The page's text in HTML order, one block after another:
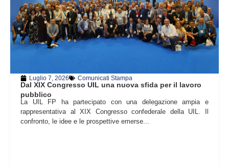
Luglio 7, 2026 Comunicati Stampa
Dal XIX Congresso UIL una nuova sfida per il lavoro
pubblico
La UIL FP ha partecipato con una delegazione ampia e
rappresentativa al XIX Congresso confederale della UIL. Il
confronto, le idee e le prospettive emerse...